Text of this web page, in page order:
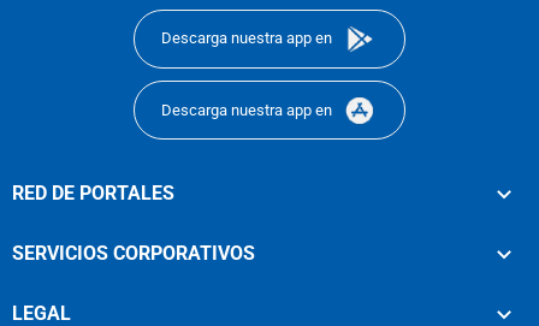
Descarga nuestra app en
Descarga nuestra app en
RED DE PORTALES
SERVICIOS CORPORATIVOS
LEGAL